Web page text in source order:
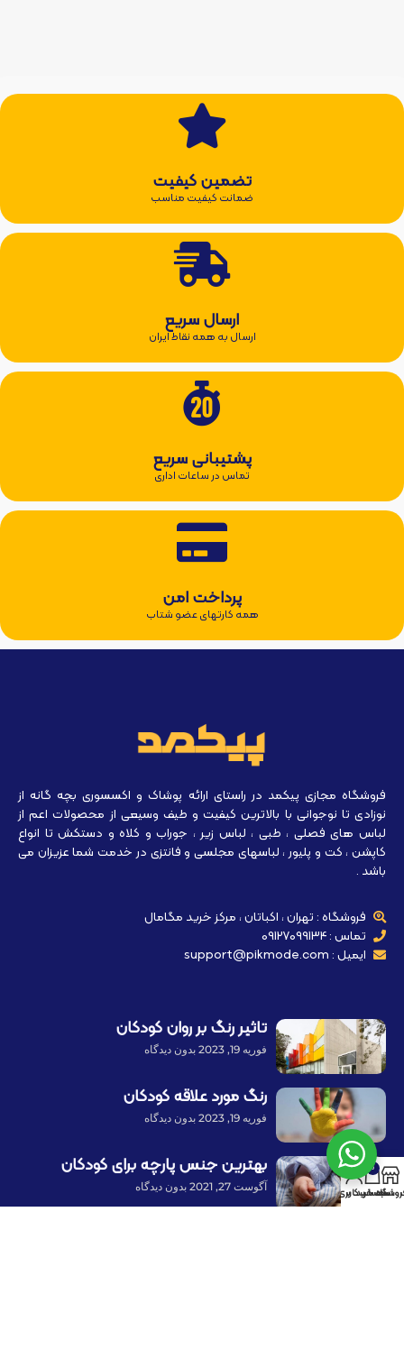
تضمین کیفیت
ضمانت کیفیت مناسب
ارسال سریع
ارسال به همه نقاط ایران
پشتیبانی سریع
تماس در ساعات اداری
پرداخت امن
همه کارتهای عضو شتاب
فروشگاه مجازی پیکمد در راستای ارائه پوشاک و اکسسوری بچه گانه از
نوزادی تا نوجوانی با بالاترین کیفیت و طیف وسیعی از محصولات اعم از
لباس های فصلی ، طبی ، لباس زیر ، جوراب و کلاه و دستکش تا انواع
کاپشن ، کت و پلیور ، لباسهای مجلسی و فانتزی در خدمت شما عزیزان می
باشد .
فروشگاه : تهران ، اکباتان ، مرکز خرید مگامال
تماس : 09127099134
ایمیل : support@pikmode.com
تاثیر رنگ بر روان کودکان
فوریه 19, 2023 بدون دیدگاه
رنگ مورد علاقه کودکان
فوریه 19, 2023 بدون دیدگاه
بهترین جنس پارچه برای کودکان
آگوست 27, 2021 بدون دیدگاه
0
سبد خرید
حساب کاربری من